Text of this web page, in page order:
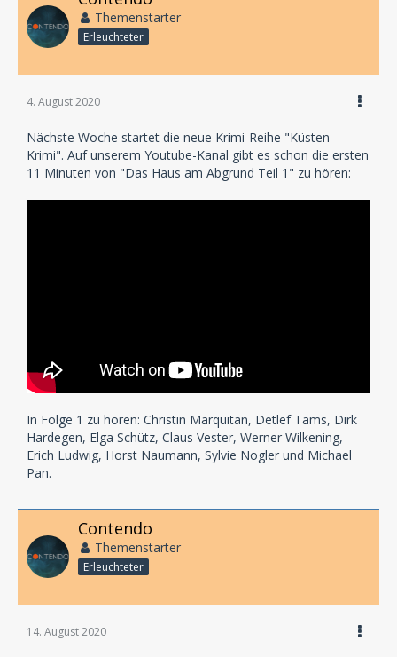
Themenstarter
Erleuchteter
4. August 2020
Nächste Woche startet die neue Krimi-Reihe "Küsten-
Krimi". Auf unserem Youtube-Kanal gibt es schon die ersten
11 Minuten von "Das Haus am Abgrund Teil 1" zu hören:
In Folge 1 zu hören: Christin Marquitan, Detlef Tams, Dirk
Hardegen, Elga Schütz, Claus Vester, Werner Wilkening,
Erich Ludwig, Horst Naumann, Sylvie Nogler und Michael
Pan.
Contendo
Themenstarter
Erleuchteter
14. August 2020